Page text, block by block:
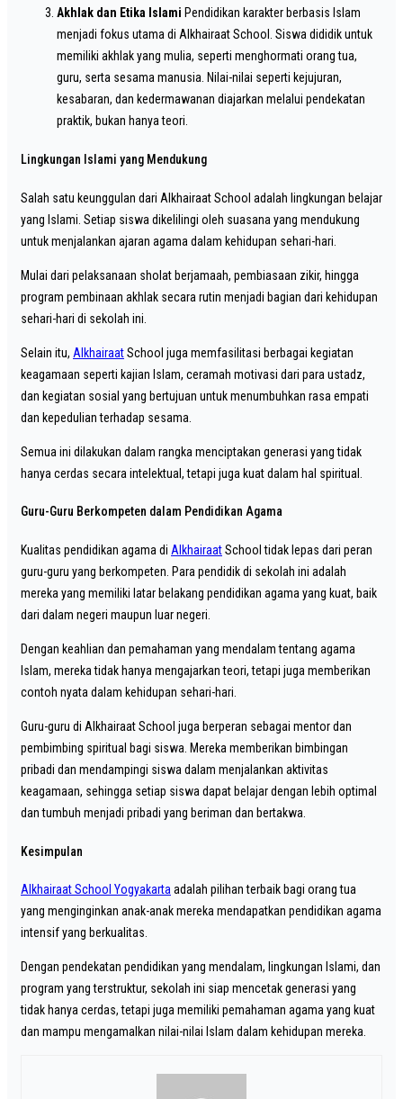
Akhlak dan Etika Islami Pendidikan karakter berbasis Islam
menjadi fokus utama di Alkhairaat School. Siswa dididik untuk
memiliki akhlak yang mulia, seperti menghormati orang tua,
guru, serta sesama manusia. Nilai-nilai seperti kejujuran,
kesabaran, dan kedermawanan diajarkan melalui pendekatan
praktik, bukan hanya teori.
Lingkungan Islami yang Mendukung
Salah satu keunggulan dari Alkhairaat School adalah lingkungan belajar
yang Islami. Setiap siswa dikelilingi oleh suasana yang mendukung
untuk menjalankan ajaran agama dalam kehidupan sehari-hari.
Mulai dari pelaksanaan sholat berjamaah, pembiasaan zikir, hingga
program pembinaan akhlak secara rutin menjadi bagian dari kehidupan
sehari-hari di sekolah ini.
Selain itu, AlkhairaatSchool juga memfasilitasi berbagai kegiatan
keagamaan seperti kajian Islam, ceramah motivasi dari para ustadz,
dan kegiatan sosial yang bertujuan untuk menumbuhkan rasa empati
dan kepedulian terhadap sesama.
Semua ini dilakukan dalam rangka menciptakan generasi yang tidak
hanya cerdas secara intelektual, tetapi juga kuat dalam hal spiritual.
Guru-Guru Berkompeten dalam Pendidikan Agama
Kualitas pendidikan agama di AlkhairaatSchool tidak lepas dari peran
guru-guru yang berkompeten. Para pendidik di sekolah ini adalah
mereka yang memiliki latar belakang pendidikan agama yang kuat, baik
dari dalam negeri maupun luar negeri.
Dengan keahlian dan pemahaman yang mendalam tentang agama
Islam, mereka tidak hanya mengajarkan teori, tetapi juga memberikan
contoh nyata dalam kehidupan sehari-hari.
Guru-guru di Alkhairaat School juga berperan sebagai mentor dan
pembimbing spiritual bagi siswa. Mereka memberikan bimbingan
pribadi dan mendampingi siswa dalam menjalankan aktivitas
keagamaan, sehingga setiap siswa dapat belajar dengan lebih optimal
dan tumbuh menjadi pribadi yang beriman dan bertakwa.
Kesimpulan
Alkhairaat School Yogyakarta adalah pilihan terbaik bagi orang tua
yang menginginkan anak-anak mereka mendapatkan pendidikan agama
intensif yang berkualitas.
Dengan pendekatan pendidikan yang mendalam, lingkungan Islami, dan
program yang terstruktur, sekolah ini siap mencetak generasi yang
tidak hanya cerdas, tetapi juga memiliki pemahaman agama yang kuat
dan mampu mengamalkan nilai-nilai Islam dalam kehidupan mereka.